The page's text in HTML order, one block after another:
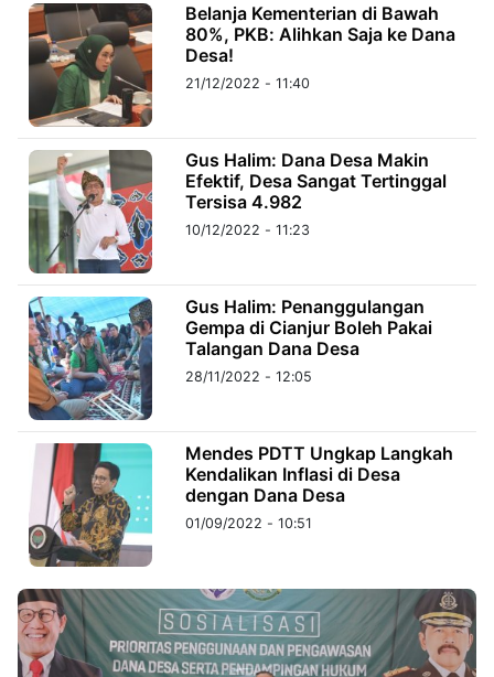
Kabarbaru.co
2026
PT.
Kabarbaru
Media
Holding
Belanja Kementerian di Bawah
80%, PKB: Alihkan Saja ke Dana
Desa!
21/12/2022 - 11:40
Gus Halim: Dana Desa Makin
Efektif, Desa Sangat Tertinggal
Tersisa 4.982
10/12/2022 - 11:23
Gus Halim: Penanggulangan
Gempa di Cianjur Boleh Pakai
Talangan Dana Desa
28/11/2022 - 12:05
Mendes PDTT Ungkap Langkah
Kendalikan Inflasi di Desa
dengan Dana Desa
01/09/2022 - 10:51